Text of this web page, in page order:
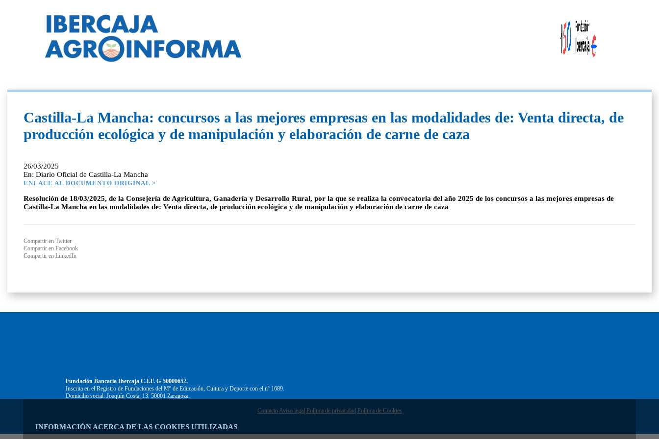
INFORMACIÓN ACERCA DE LAS COOKIES UTILIZADAS
Castilla-La Mancha: concursos a las mejores empresas en las modalidades de: Venta directa, de
producción ecológica y de manipulación y elaboración de carne de caza
26/03/2025
En: Diario Oficial de Castilla-La Mancha
ENLACE AL DOCUMENTO ORIGINAL >
Resolución de 18/03/2025, de la Consejería de Agricultura, Ganadería y Desarrollo Rural, por la que se realiza la convocatoria del año 2025 de los concursos a las mejores empresas de
Castilla-La Mancha en las modalidades de: Venta directa, de producción ecológica y de manipulación y elaboración de carne de caza
Compartir en Twitter
Compartir en Facebook
Compartir en LinkedIn
Fundación Bancaria Ibercaja C.I.F. G-50000652.
Inscrita en el Registro de Fundaciones del Mº de Educación, Cultura y Deporte con el nº 1689.
Domicilio social: Joaquín Costa, 13. 50001 Zaragoza.
Contacto Aviso legal Política de privacidad Política de Cookies